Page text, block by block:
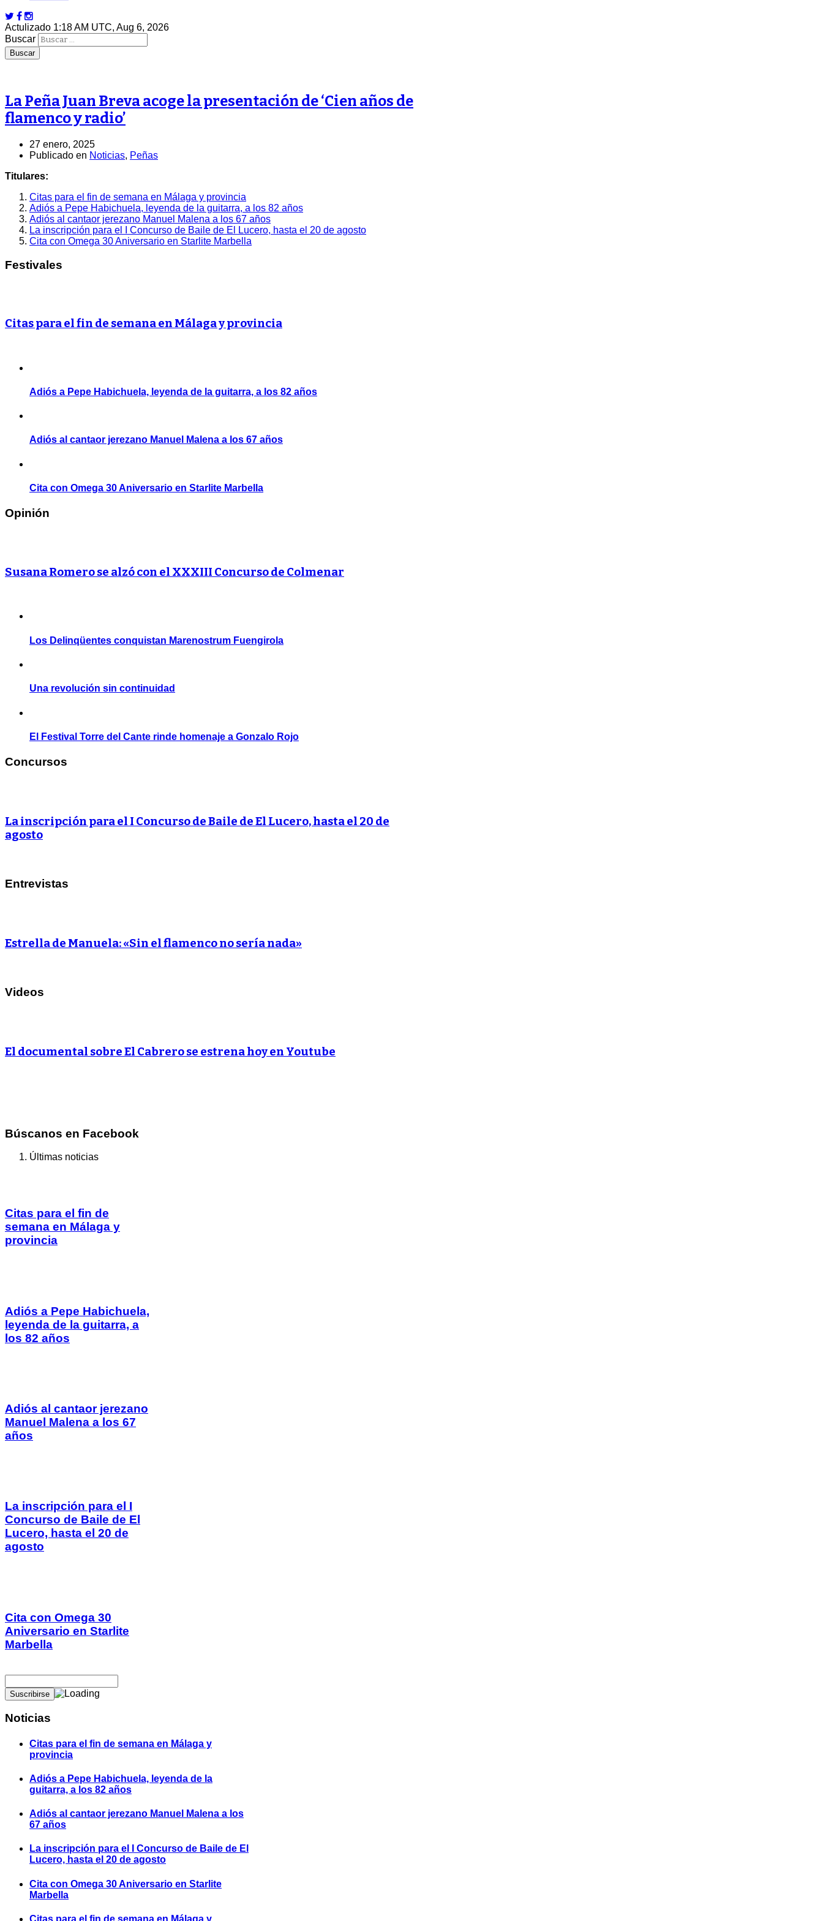
Actulizado 1:18 AM UTC, Aug 6, 2026
Buscar
La Peña Juan Breva acoge la presentación de ‘Cien años de
flamenco y radio’
27 enero, 2025
Publicado en Noticias, Peñas
Titulares:
Citas para el fin de semana en Málaga y provincia
Adiós a Pepe Habichuela, leyenda de la guitarra, a los 82 años
Adiós al cantaor jerezano Manuel Malena a los 67 años
La inscripción para el I Concurso de Baile de El Lucero, hasta el 20 de agosto
Cita con Omega 30 Aniversario en Starlite Marbella
Festivales
Citas para el fin de semana en Málaga y provincia
Adiós a Pepe Habichuela, leyenda de la guitarra, a los 82 años
Adiós al cantaor jerezano Manuel Malena a los 67 años
Cita con Omega 30 Aniversario en Starlite Marbella
Opinión
Susana Romero se alzó con el XXXIII Concurso de Colmenar
Los Delinqüentes conquistan Marenostrum Fuengirola
Una revolución sin continuidad
El Festival Torre del Cante rinde homenaje a Gonzalo Rojo
Concursos
La inscripción para el I Concurso de Baile de El Lucero, hasta el 20 de
agosto
Entrevistas
Estrella de Manuela: «Sin el flamenco no sería nada»
Videos
El documental sobre El Cabrero se estrena hoy en Youtube
Búscanos en Facebook
Últimas noticias
Citas para el fin de
semana en Málaga y
provincia
Adiós a Pepe Habichuela,
leyenda de la guitarra, a
los 82 años
Adiós al cantaor jerezano
Manuel Malena a los 67
años
La inscripción para el I
Concurso de Baile de El
Lucero, hasta el 20 de
agosto
Cita con Omega 30
Aniversario en Starlite
Marbella
Noticias
Citas para el fin de semana en Málaga y
provincia
Adiós a Pepe Habichuela, leyenda de la
guitarra, a los 82 años
Adiós al cantaor jerezano Manuel Malena a los
67 años
La inscripción para el I Concurso de Baile de El
Lucero, hasta el 20 de agosto
Cita con Omega 30 Aniversario en Starlite
Marbella
Citas para el fin de semana en Málaga y